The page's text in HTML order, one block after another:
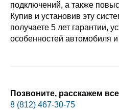
подключений, а также
Купив и установив эту
получаете 5 лет гарантии,
особенностей автомобиля
Позвоните, расскажем
8 (812) 467-30-75